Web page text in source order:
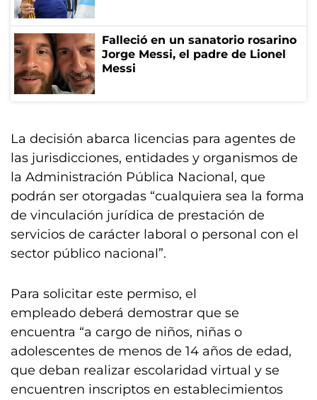
Falleció en un sanatorio rosarino
Jorge Messi, el padre de Lionel
Messi
La decisión abarca licencias para agentes de
las jurisdicciones, entidades y organismos de
la Administración Pública Nacional, que
podrán ser otorgadas “cualquiera sea la forma
de vinculación jurídica de prestación de
servicios de carácter laboral o personal con el
sector público nacional”.
Para solicitar este permiso, el
empleado deberá demostrar que se
encuentra “a cargo de niños, niñas o
adolescentes de menos de 14 años de edad,
que deban realizar escolaridad virtual y se
encuentren inscriptos en establecimientos